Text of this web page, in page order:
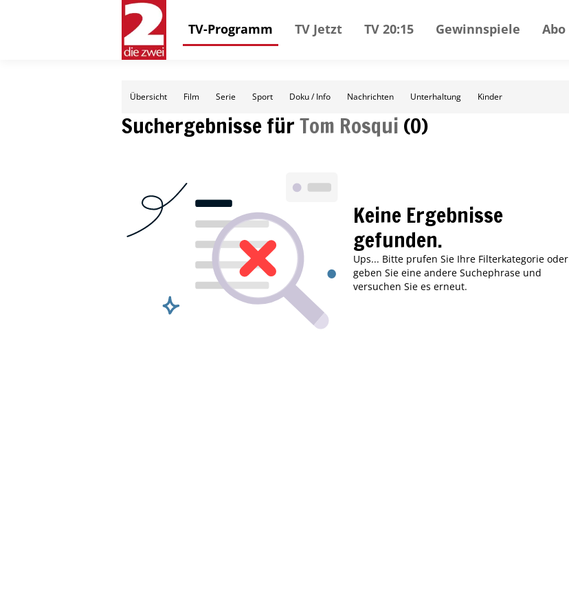
TV-Programm TV Jetzt TV 20:15 Gewinnspiele Abo
Übersicht Film Serie Sport Doku / Info Nachrichten Unterhaltung Kinder
Suchergebnisse fürTom Rosqui (0)
Keine Ergebnisse
gefunden.
Ups... Bitte prufen Sie Ihre Filterkategorie oder
geben Sie eine andere Suchephrase und
versuchen Sie es erneut.